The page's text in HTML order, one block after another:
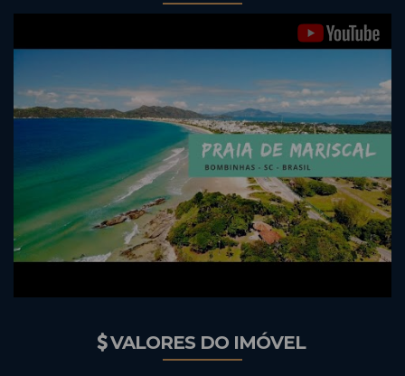
VALORES DO IMÓVEL